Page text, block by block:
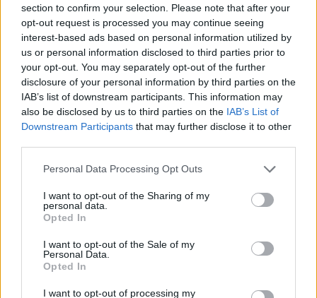
section to confirm your selection. Please note that after your
opt-out request is processed you may continue seeing
interest-based ads based on personal information utilized by
us or personal information disclosed to third parties prior to
your opt-out. You may separately opt-out of the further
disclosure of your personal information by third parties on the
IAB’s list of downstream participants. This information may
also be disclosed by us to third parties on the IAB’s List of
Downstream Participants that may further disclose it to other
Personal Data Processing Opt Outs
I want to opt-out of the Sharing of my
personal data.
Opted In
I want to opt-out of the Sale of my
Personal Data.
Opted In
I want to opt-out of processing my
Minősítés
Hogyan lehet minősített
kutyabarát helyed?
Megismerem